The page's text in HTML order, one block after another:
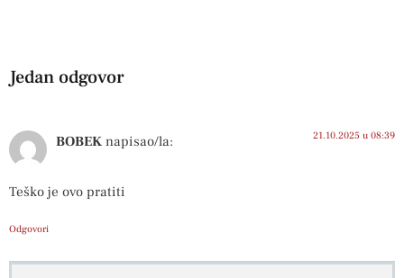
Jedan odgovor
BOBEK napisao/la: 21.10.2025 u 08:39
Teško je ovo pratiti
Odgovori